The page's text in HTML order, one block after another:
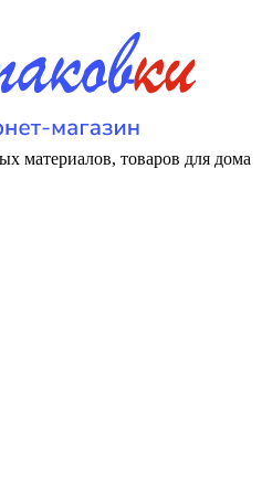
материалов, товаров для дома